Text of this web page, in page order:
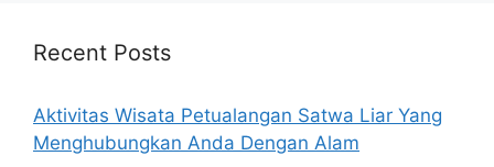
Recent Posts
Aktivitas Wisata Petualangan Satwa Liar Yang
Menghubungkan Anda Dengan Alam